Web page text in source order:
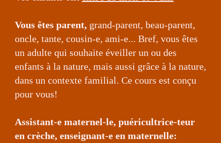
Vous êtes parent, grand-parent, beau-parent,
oncle, tante, cousin-e, ami-e... Bref, vous êtes
un adulte qui souhaite éveiller un ou des
enfants à la nature, mais aussi grâce à la nature,
dans un contexte familial. Ce cours est conçu
pour vous!
Assistant-e maternel-le, puéricultrice-teur
en crèche, enseignant-e en maternelle: